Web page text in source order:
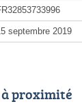
septembre 2019
proximité